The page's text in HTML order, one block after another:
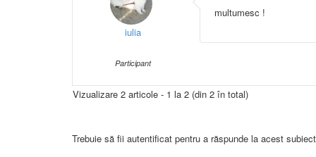
iulia
Participant
multumesc !
Vizualizare 2 articole - 1 la 2 (din 2 în total)
Trebuie să fii autentificat pentru a răspunde la acest